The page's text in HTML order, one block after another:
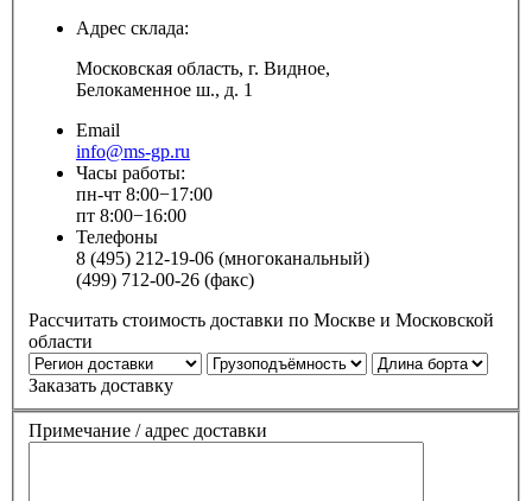
Адрес склада:
Московская область, г. Видное,
Белокаменное ш., д. 1
Email
info@ms-gp.ru
Часы работы:
пн-чт 8:00−17:00
пт 8:00−16:00
Телефоны
8 (495) 212-19-06 (многоканальный)
(499) 712-00-26 (факс)
Рассчитать стоимость доставки по Москве и Московской
области
Заказать доставку
Примечание / адрес доставки